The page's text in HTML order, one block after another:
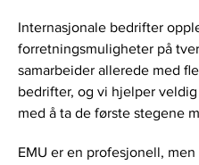
Internasjonale bedrifter
forretningsmuligheter på
samarbeider allerede med
bedrifter, og vi hjelper
med å ta de første stegene
EMU er en profesjonell,